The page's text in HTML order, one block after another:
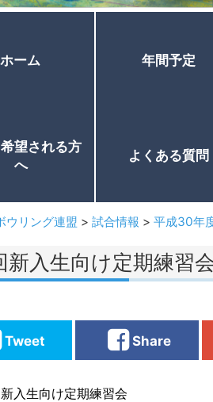
ホーム 年間予定
望される方
へ
よくある質問
ウリング連盟 > 試合情報 > 平成30年
新入生向け定期練習
Tweet Share
入生向け定期練習会